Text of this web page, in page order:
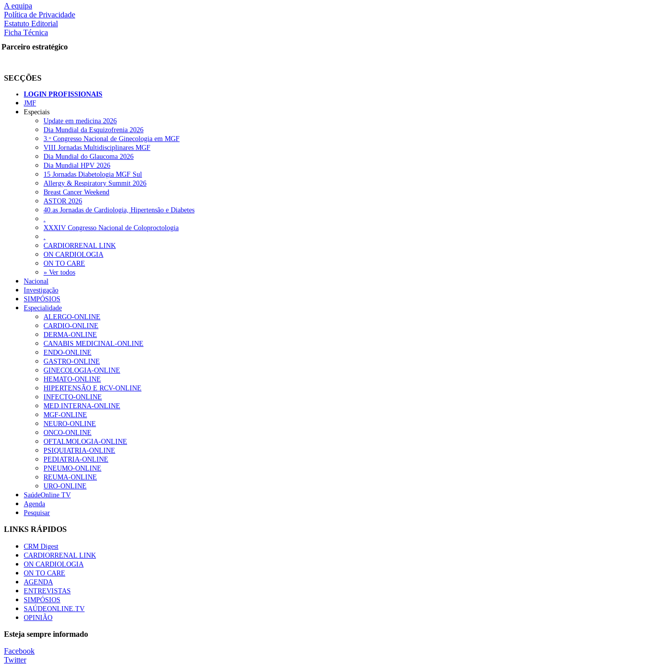
nas redes sociais:
RECENTES
Portugal está a formar os médicos de que precisa?
Estudantes de Medicina representados na 79.ª World Health Assembly
SCORA X-Change Portugal promove formação internacional em saúde sexual e reprodutiva
ANEM reúne com coordenador do Pacto Estratégico para a Saúde
Sindicato diz que nova carreira de médicos dentistas reforça estabilidade no SNS
MAIS LIDAS
Enfermagem Forense. “Da urgência ao tribunal, cada gesto conta e cada profissional faz a diferença”
202 visualizações
Alguns milhares de utentes podem ficar sem médico de família com nova regras do registo, alerta associação
175 visualizações
Quase quatro em cada dez doentes com enfarte apresentavam níveis elevados de Lp(a), revela estudo
86 visualizações
“Os programas de rastreio do cancro do pulmão são custo-efetivos e representam um investimento sustentável para os sistemas de saúde”
66 visualizações
Trodelvy aprovado para primeira linha no cancro da mama triplo negativo metastático em doentes não elegíveis para inibidores PD-(L)1
Especialistas defendem mais potássio na alimentação para ajudar a controlar a hipertensão
57 visualizações
MAIS NOTÍCIAS
6 Ago, 2026
A equipa
Política de Privacidade
Estatuto Editorial
Ficha Técnica
Parceiro estratégico
SECÇÕES
LOGIN PROFISSIONAIS
JMF
Especiais
Update em medicina 2026
Dia Mundial da Esquizofrenia 2026
3.ᵒ Congresso Nacional de Ginecologia em MGF
VIII Jornadas Multidisciplinares MGF
Dia Mundial do Glaucoma 2026
Dia Mundial HPV 2026
15 Jornadas Diabetologia MGF Sul
Allergy & Respiratory Summit 2026
Breast Cancer Weekend
ASTOR 2026
40.as Jornadas de Cardiologia, Hipertensão e Diabetes
.
XXXIV Congresso Nacional de Coloproctologia
.
CARDIORRENAL LINK
ON CARDIOLOGIA
ON TO CARE
» Ver todos
Nacional
Investigação
SIMPÓSIOS
Especialidade
ALERGO-ONLINE
CARDIO-ONLINE
DERMA-ONLINE
CANABIS MEDICINAL-ONLINE
ENDO-ONLINE
GASTRO-ONLINE
GINECOLOGIA-ONLINE
HEMATO-ONLINE
HIPERTENSÃO E RCV-ONLINE
INFECTO-ONLINE
MED.INTERNA-ONLINE
MGF-ONLINE
NEURO-ONLINE
ONCO-ONLINE
OFTALMOLOGIA-ONLINE
PSIQUIATRIA-ONLINE
PEDIATRIA-ONLINE
PNEUMO-ONLINE
REUMA-ONLINE
URO-ONLINE
SaúdeOnline TV
Agenda
Pesquisar
LINKS RÁPIDOS
CRM Digest
CARDIORRENAL LINK
ON CARDIOLOGIA
ON TO CARE
AGENDA
ENTREVISTAS
SIMPÓSIOS
SAÚDEONLINE.TV
OPINIÃO
Esteja sempre informado
Facebook
Twitter